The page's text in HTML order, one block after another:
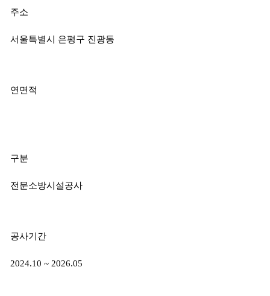
주소
서울특별시 은평구 진광동
연면적
구분
전문소방시설공사
공사기간
2024.10 ~ 2026.05